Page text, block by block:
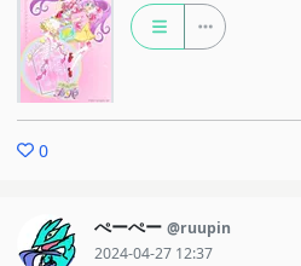
0
ぺーぺー @ruupin
2024-04-27 12:37